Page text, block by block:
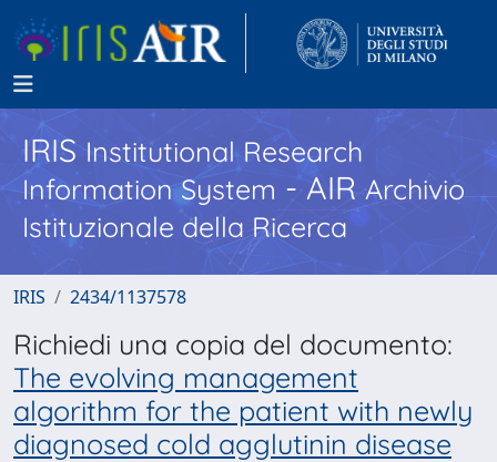
IRISInstitutional Research
Information System - AIR Archivio
Istituzionale della Ricerca
IRIS 2434/1137578
Richiedi una copia del documento:
The evolving management
algorithm for the patient with newly
diagnosed cold agglutinin disease